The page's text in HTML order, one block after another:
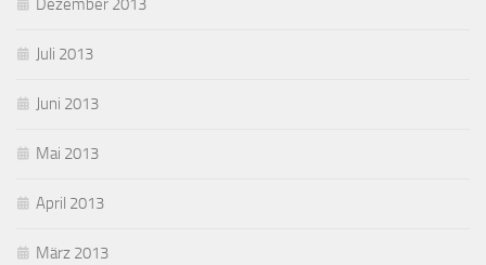
Dezember 2013
Juli 2013
Juni 2013
Mai 2013
April 2013
März 2013